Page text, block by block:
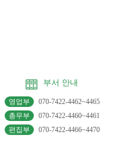
부서 안내
영업부
070-7422-4462~4465
총무부
070-7422-4460~4461
편집부
070-7422-4466~4470